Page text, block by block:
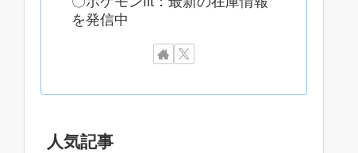
を発信中
人気記事